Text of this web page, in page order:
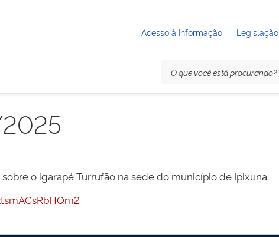
Acesso à Informação Legislação
o igarapé Turrufão na sede do município de Ipixuna.